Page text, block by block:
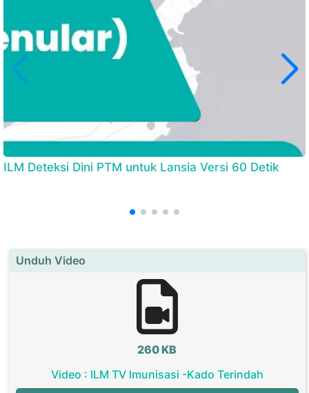
ILM Deteksi Dini PTM untuk Lansia Versi 60 Detik
Unduh Video
260 KB
Video : ILM TV Imunisasi -Kado Terindah